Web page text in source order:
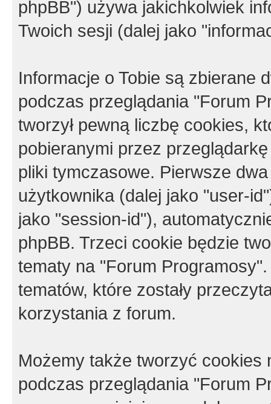
phpBB") używa jakichkolwiek
Twoich sesji (dalej jako
Informacje o Tobie są zbierane
podczas przeglądania "Forum
tworzył pewną liczbę cookies,
pobieranymi przez
pliki tymczasowe. Pierwsze
użytkownika (dalej jako "user-
jako "session-id"),
phpBB. Trzeci cookie będzie
tematy na "Forum
tematów, które zostały
korzystania z forum.
Możemy także tworzyć cookies
podczas przeglądania "Forum